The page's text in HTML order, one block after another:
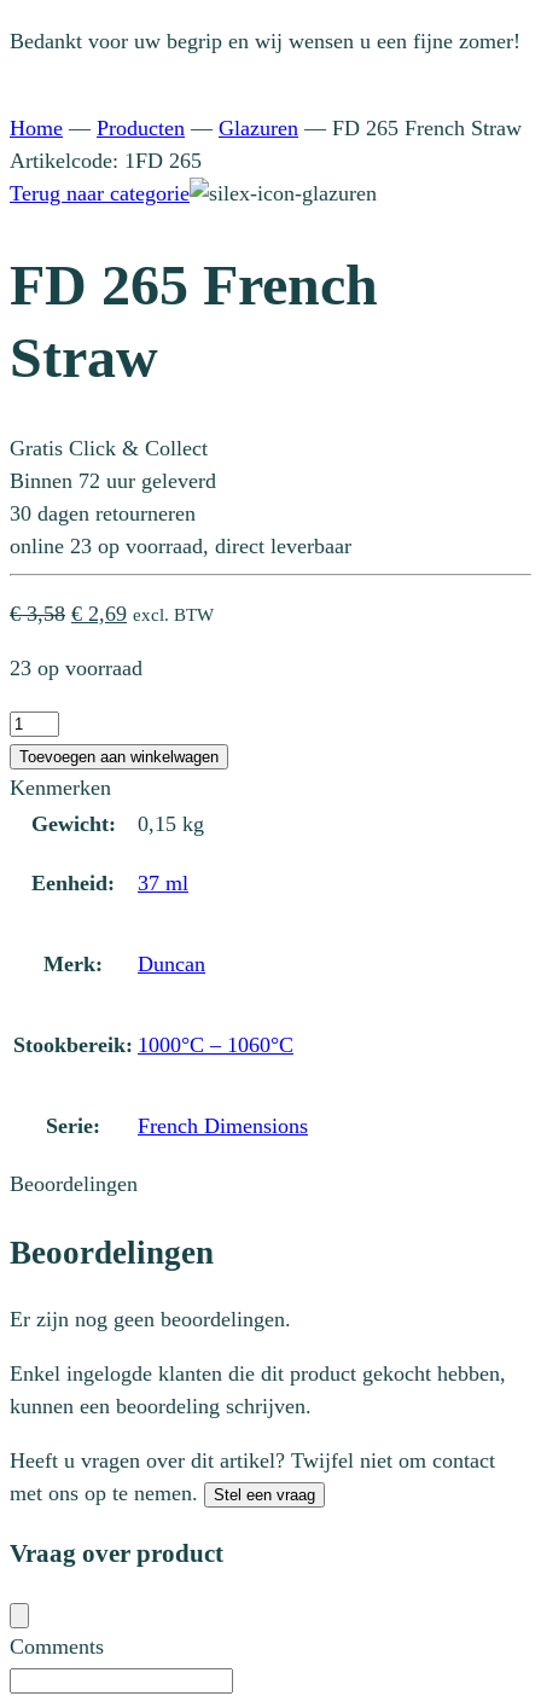
Bedankt voor uw begrip en wij wensen u een fijne zomer!
Home — Producten — Glazuren — FD 265 French Straw
Artikelcode: 1FD 265
Terug naar categorie
FD 265 French
Straw
Gratis Click & Collect
Binnen 72 uur geleverd
30 dagen retourneren
online 23 op voorraad, direct leverbaar
€3,58 Oorspronkelijke
was:
€ 2,69Huidige
is:
excl. BTW
23 op voorraad
FD
265
French
Straw
Toevoegen aan winkelwagen
Kenmerken
Gewicht:
0,15 kg
Eenheid: 37 ml
Merk: Duncan
Stookbereik: 1000°C – 1060°C
Serie: French Dimensions
Beoordelingen
Beoordelingen
Er zijn nog geen beoordelingen.
Enkel ingelogde klanten die dit product gekocht hebben,
kunnen een beoordeling schrijven.
Heeft u vragen over dit artikel? Twijfel niet om contact
met ons op te nemen.
Stel een vraag
Vraag over product
Comments